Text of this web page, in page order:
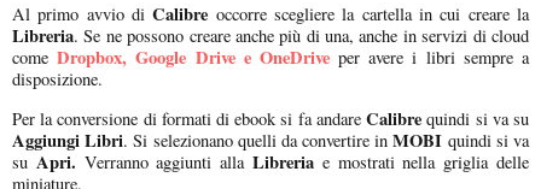
Al primo avvio diCalibre occorre scegliere la cartella in cui creare la
Libreria. Se ne possono creare anche più di una, anche in servizi di cloud
comeDropbox, Google Drive e OneDriveper avere i libri sempre a
disposizione.
Per la conversione di formati di ebook si fa andareCalibre quindi si va su
Aggiungi Libri. Si selezionano quelli da convertire inMOBI quindi si va
su Apri. Verranno aggiunti allaLibreria e mostrati nella griglia delle
miniature.